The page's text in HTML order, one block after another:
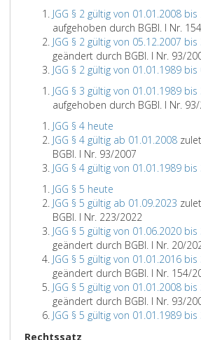
JGG § 2 gültig von 01.01.2008
aufgehoben durch BGBl. I Nr.
JGG § 2 gültig von 05.12.2007
geändert durch BGBl. I Nr. 93/
JGG § 2 gültig von 01.01.1989
JGG § 3 gültig von 01.01.1989
aufgehoben durch BGBl. I Nr.
JGG § 4 heute
JGG § 4 gültig ab 01.01.2008
BGBl. I Nr. 93/2007
JGG § 4 gültig von 01.01.1989
JGG § 5 heute
JGG § 5 gültig ab 01.09.2023
BGBl. I Nr. 223/2022
JGG § 5 gültig von 01.06.2020
geändert durch BGBl. I Nr. 20/
JGG § 5 gültig von 01.01.2016
geändert durch BGBl. I Nr. 154/
JGG § 5 gültig von 01.01.2008
geändert durch BGBl. I Nr. 93/
JGG § 5 gültig von 01.01.1989
Rechtssatz